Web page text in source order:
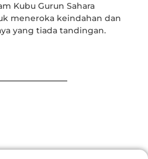
Kubu Gurun Sahara
meneroka keindahan dan
yang tiada tandingan.